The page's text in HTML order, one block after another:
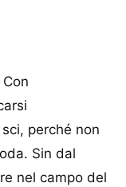
perché non
Sin dal
nel campo del